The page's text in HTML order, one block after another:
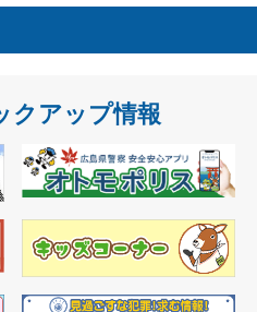
クアップ情報